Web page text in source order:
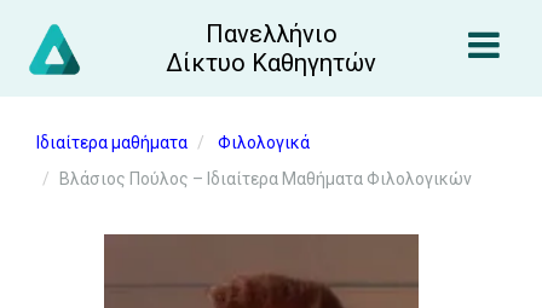
Πανελλήνιο
Δίκτυο Καθηγητών
Ιδιαίτερα μαθήματα
Φιλολογικά
Βλάσιος Πούλος – Ιδιαίτερα Μαθήματα Φιλολογικών